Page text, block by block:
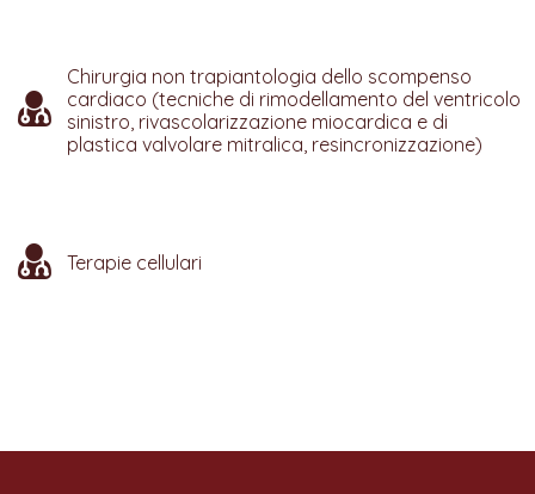
Chirurgia non trapiantologia dello scompenso
cardiaco (tecniche di rimodellamento del ventricolo
sinistro, rivascolarizzazione miocardica e di
plastica valvolare mitralica, resincronizzazione)
Terapie cellulari